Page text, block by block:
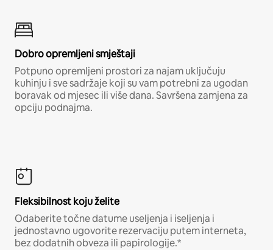
Dobro opremljeni smještaji
Potpuno opremljeni prostori za najam uključuju
kuhinju i sve sadržaje koji su vam potrebni za ugodan
boravak od mjesec ili više dana. Savršena zamjena za
opciju podnajma.
Fleksibilnost koju želite
Odaberite točne datume useljenja i iseljenja i
jednostavno ugovorite rezervaciju putem interneta,
bez dodatnih obveza ili papirologije.*